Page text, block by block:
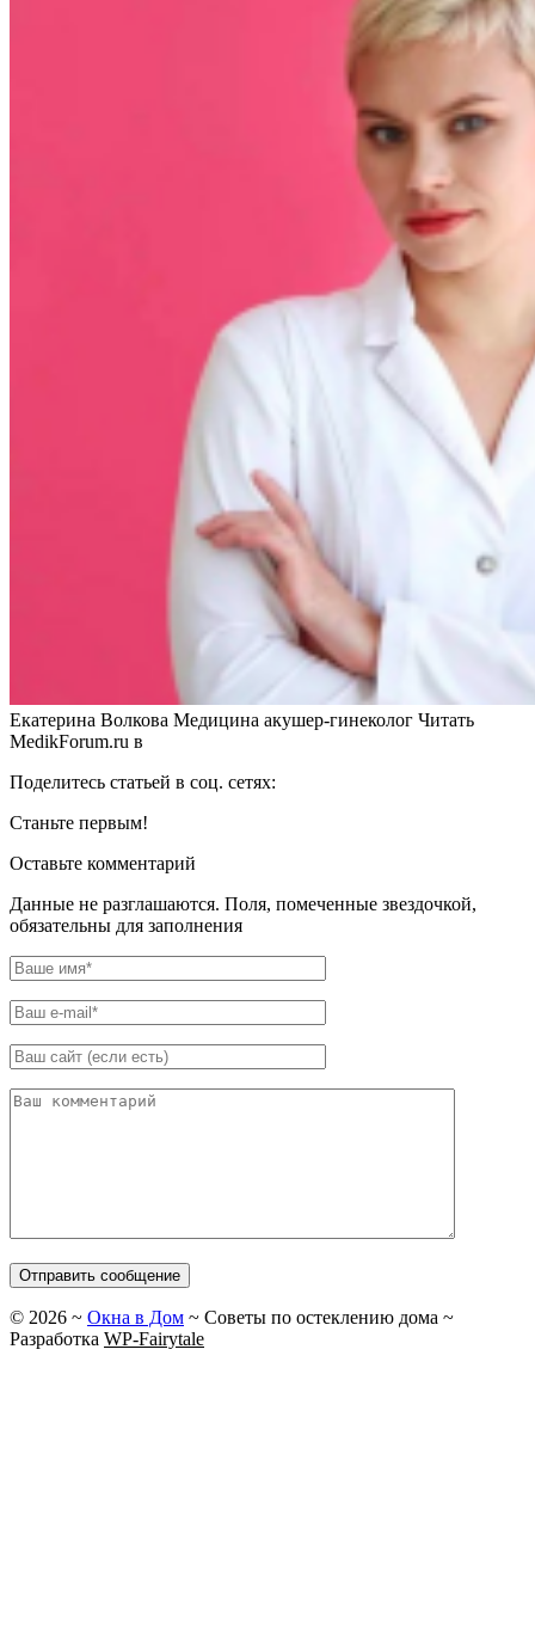
Екатерина Волкова Медицина акушер-гинеколог Читать
MedikForum.ru в
Поделитесь статьей в соц. сетях:
Станьте первым!
Оставьте комментарий
Данные не разглашаются. Поля, помеченные звездочкой,
обязательны для заполнения
© 2026 ~ Окна в Дом ~ Советы по остеклению дома ~
Разработка WP-Fairytale